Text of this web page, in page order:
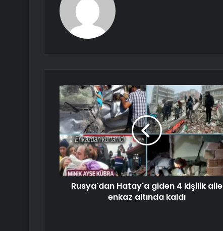
Rusya'dan Hatay'a giden 4 kişilik aile
enkaz altında kaldı